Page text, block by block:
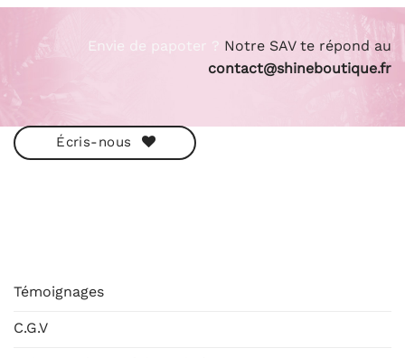
Envie de papoter ? Notre SAV te répond au
contact@shineboutique.fr
Écris-nous
Témoignages
C.G.V